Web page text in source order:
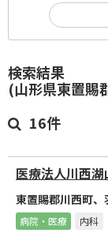
検索結果
(山形県東置賜
16件
医療法人川西
東置賜郡川西町
病院・医療 内科